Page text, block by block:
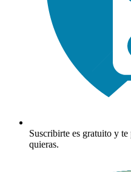
Suscribirte es gratuito y
quieras.